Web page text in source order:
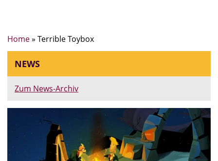
Home» Terrible Toybox
NEWS
Zum News-Archiv